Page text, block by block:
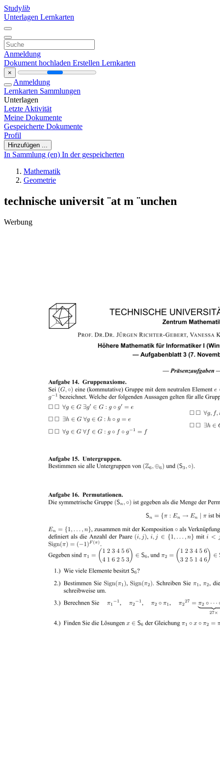
Studylib
Unterlagen Lernkarten
Anmeldung
Dokument hochladen Erstellen Lernkarten
×
Anmeldung
Lernkarten Sammlungen
Unterlagen
Letzte Aktivität
Meine Dokumente
Gespeicherte Dokumente
Profil
Hinzufügen ...
In Sammlung (en) In der gespeicherten
Mathematik
Geometrie
technische universit ¨at m ¨unchen
Werbung